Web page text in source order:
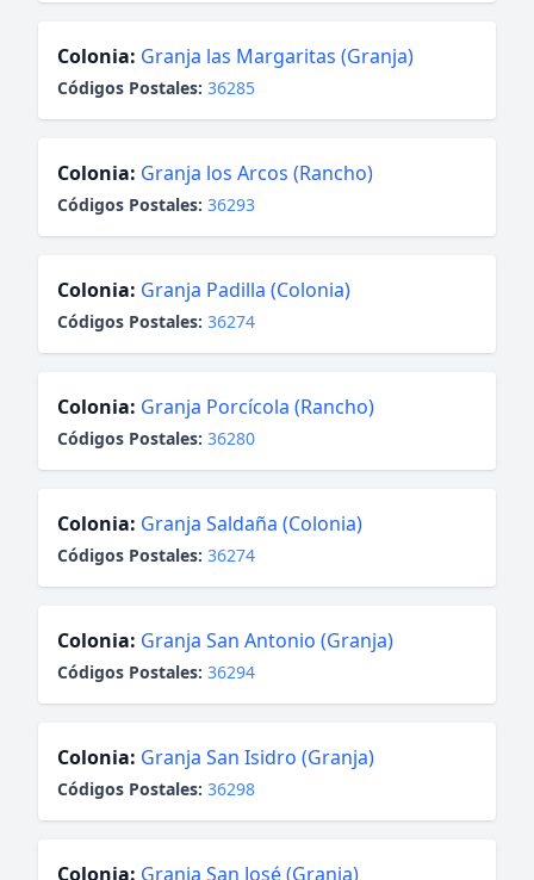
Colonia: Granja las Margaritas (Granja)
Códigos Postales: 36285
Colonia: Granja los Arcos (Rancho)
Códigos Postales: 36293
Colonia: Granja Padilla (Colonia)
Códigos Postales: 36274
Colonia: Granja Porcícola (Rancho)
Códigos Postales: 36280
Colonia: Granja Saldaña (Colonia)
Códigos Postales: 36274
Colonia: Granja San Antonio (Granja)
Códigos Postales: 36294
Colonia: Granja San Isidro (Granja)
Códigos Postales: 36298
Colonia: Granja San José (Granja)